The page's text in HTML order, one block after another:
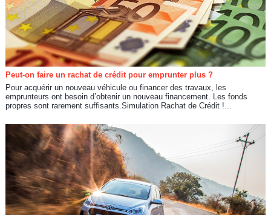
Peut-on faire un rachat de crédit pour emprunter plus ?
Pour acquérir un nouveau véhicule ou financer des travaux, les
emprunteurs ont besoin d’obtenir un nouveau financement. Les fonds
propres sont rarement suffisants.Simulation Rachat de Crédit !...